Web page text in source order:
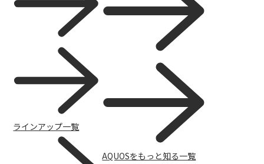
ラインアップ一覧
AQUOSをもっと知る一覧